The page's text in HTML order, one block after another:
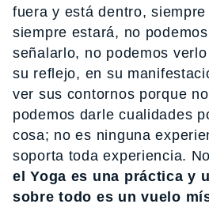
fuera y está dentro,
siempre estará, no
señalarlo, no podemos
su reflejo, en su
ver sus contornos porque
podemos darle cualidades
cosa; no es ninguna
soporta toda experiencia.
el Yoga es una práctica y
sobre todo es un vuelo